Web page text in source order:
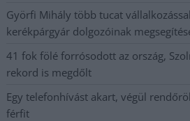
Györfi Mihály több tucat
kerékpárgyár dolgozóinak
41 fok fölé forrósodott az ország,
rekord is megdőlt
Egy telefonhívást akart, végül
férfit